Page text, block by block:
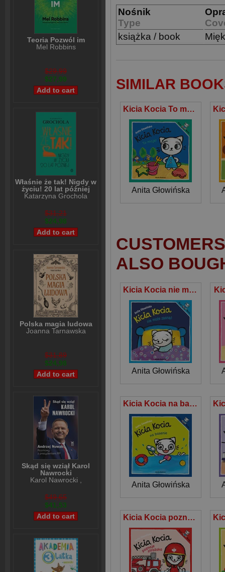
Teoria Pozwól im
Mel Robbins
$29,99
$27,99
Właśnie że tak! Nigdy w
życiu! 20 lat później
Katarzyna Grochola
$31,21
$24,98
Polska magia ludowa
Joanna Tarnawska
$31,89
$24,98
Skąd się wziął Karol
Nawrocki
Karol Nawrocki
$49,65
$41,53
Nośnik
Type
książka / book
SIMILAR
Kicia Kocia To moje!
Anita Głowińska
ALSO
Kicia Kocia nie może zasnąć
Anita Głowińska
Kicia Kocia na basenie
Anita Głowińska
Kicia Kocia poznaje strażaka